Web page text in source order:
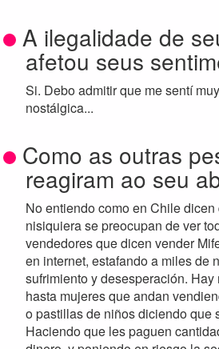
A ilegalidade de
afetou seus
Si. Debo admitir que me sentí
nostálgica...
Como as outras
reagiram ao seu
No entiendo como en Chile
nisiquiera se preocupan de ver
vendedores que dicen vender
en internet, estafando a miles de
sufrimiento y desesperación.
hasta mujeres que andan
o pastillas de niños diciendo que
Haciendo que les paguen